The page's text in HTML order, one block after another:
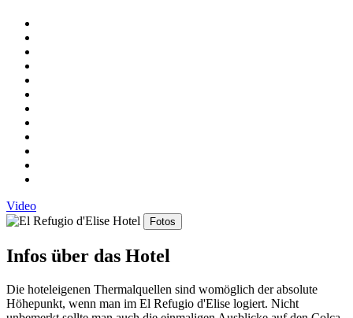
Video
Fotos
Infos über das Hotel
Die hoteleigenen Thermalquellen sind womöglich der absolute
Höhepunkt, wenn man im El Refugio d'Elise logiert. Nicht